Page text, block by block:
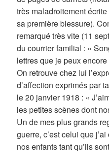
très maladroitement
sa première blessure).
remarqué très vite (11
du courrier familial : «
lettres que je peux
On retrouve chez lui
d’affection exprimés par
le 20 janvier 1918 : «
les petites scènes dont
Un de mes plus grands
guerre, c’est celui que
nos enfants tant qu’ils